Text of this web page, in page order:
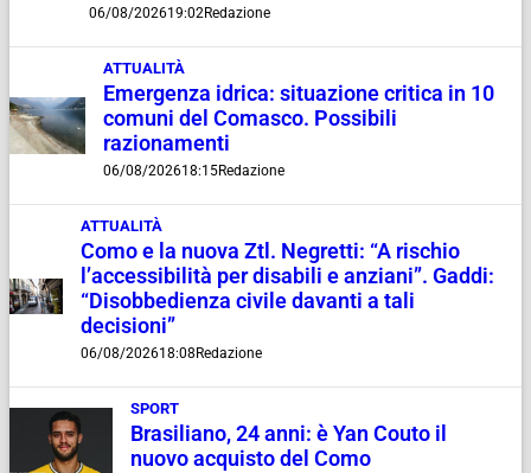
06/08/202619:02Redazione
ATTUALITÀ
Emergenza idrica: situazione critica in 10
comuni del Comasco. Possibili
razionamenti
06/08/202618:15Redazione
ATTUALITÀ
Como e la nuova Ztl. Negretti: “A rischio
l’accessibilità per disabili e anziani”. Gaddi:
“Disobbedienza civile davanti a tali
decisioni”
06/08/202618:08 Redazione
SPORT
Brasiliano, 24 anni: è Yan Couto il
nuovo acquisto del Como